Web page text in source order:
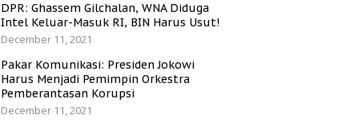
DPR: Ghassem Gilchalan, WNA Diduga
Intel Keluar-Masuk RI, BIN Harus Usut!
December 11, 2021
Pakar Komunikasi: Presiden Jokowi
Harus Menjadi Pemimpin Orkestra
Pemberantasan Korupsi
December 11, 2021